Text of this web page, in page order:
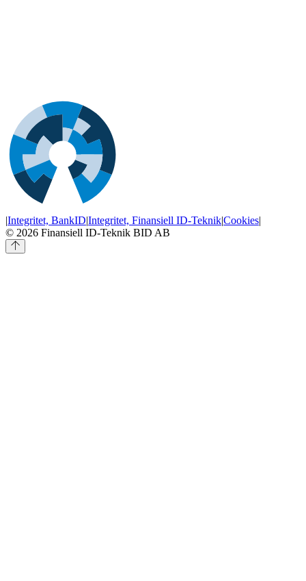
|Integritet, BankID|Integritet, Finansiell ID-Teknik|Cookies|
© 2026 Finansiell ID-Teknik BID AB